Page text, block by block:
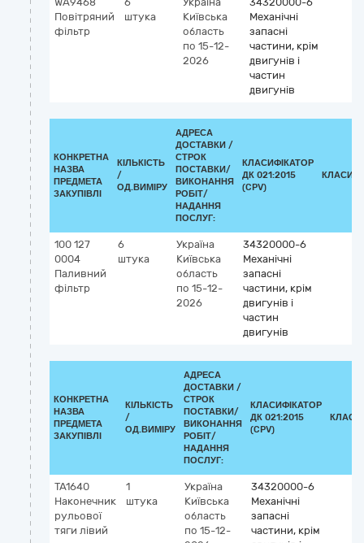
Повітряний
фільтр
штука
Київська
область
по 15-12-
2026
Механічні
запасні
частини, крім
двигунів і
частин
двигунів
КОНКРЕТНА
НАЗВА
ПРЕДМЕТА
ЗАКУПІВЛІ
КІЛЬКІСТЬ
/
ОД.ВИМІРУ
АДРЕСА
ДОСТАВКИ /
СТРОК
ПОСТАВКИ/
ВИКОНАННЯ
РОБІТ/
НАДАННЯ
ПОСЛУГ:
КЛАСИФІКАТОР
ДК 021:2015
(CPV)
100 127
0004
Паливний
фільтр
6
штука
Україна
Київська
область
по 15-12-
2026
34320000-6
Механічні
запасні
частини, крім
двигунів і
частин
двигунів
КОНКРЕТНА
НАЗВА
ПРЕДМЕТА
ЗАКУПІВЛІ
КІЛЬКІСТЬ
/
ОД.ВИМІРУ
АДРЕСА
ДОСТАВКИ /
СТРОК
ПОСТАВКИ/
ВИКОНАННЯ
РОБІТ/
НАДАННЯ
ПОСЛУГ:
КЛАСИФІКАТОР
ДК 021:2015
(CPV)
TA1640
Наконечник
рульової
тяги лівий
1
штука
Україна
Київська
область
по 15-12-
34320000-6
Механічні
запасні
частини, крім